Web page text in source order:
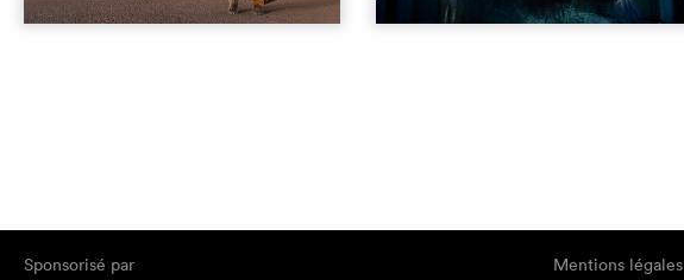
Sponsorisé par
Mentions légales